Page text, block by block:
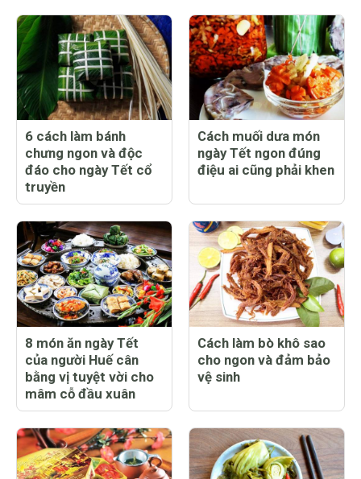
6 cách làm bánh
chưng ngon và độc
đáo cho ngày Tết cổ
truyền
Cách muối dưa món
ngày Tết ngon đúng
điệu ai cũng phải khen
8 món ăn ngày Tết
của người Huế cân
bằng vị tuyệt vời cho
mâm cỗ đầu xuân
Cách làm bò khô sao
cho ngon và đảm bảo
vệ sinh